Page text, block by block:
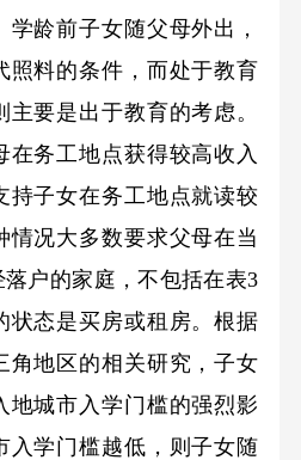
龄前子女随父母外出，
照料的条件，而处于教育
要是出于教育的考虑。
在务工地点获得较高收入
持子女在务工地点就读较
情况大多数要求父母在当
户的家庭，不包括在表3
状态是买房或租房。根据
角地区的相关研究，子女
地城市入学门槛的强烈影
入学门槛越低，则子女随